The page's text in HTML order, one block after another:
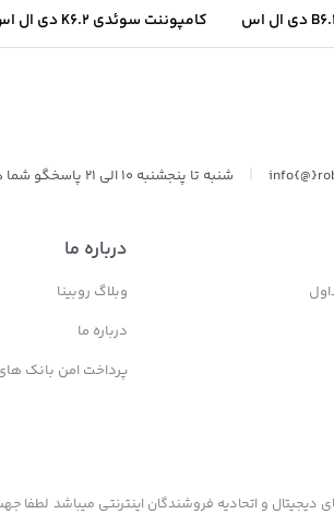
کامپوننت سوئدی K6.2 دی ال اس
شنبه تا پنجشنبه 10 الی 21 پاسخگو شما هستیم
درباره ما
وبلاگ روبینا
درباره ما
پرداخت امن بانک
و اتحادیه فروشندگان اینترنتی میباشد لطفا